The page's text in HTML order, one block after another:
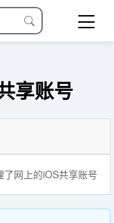
享账号
了网上的iOS共享账号